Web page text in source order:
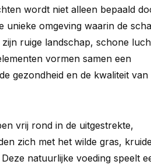
wordt niet alleen bepaald
omgeving waarin de
ruige landschap, schone
vormen samen een
gezondheid en de kwaliteit van
vrij rond in de uitgestrekte,
zich met het wilde gras,
natuurlijke voeding speelt